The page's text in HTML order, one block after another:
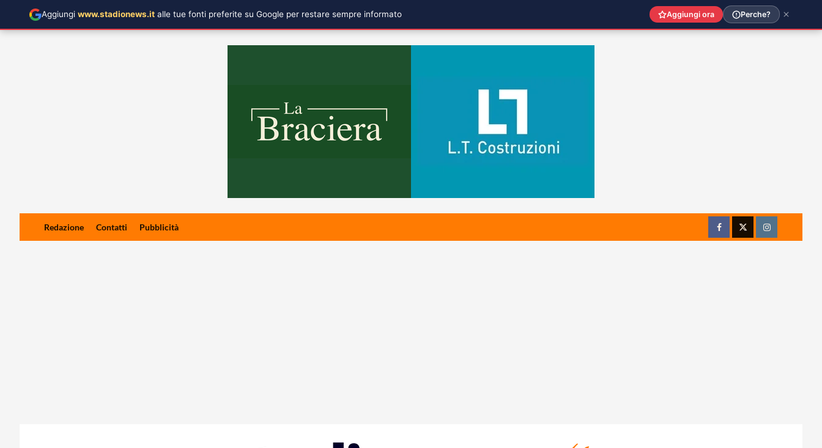
Redazione Contatti Pubblicità
FacebookTwitterInstagram
Aggiungi www.stadionews.it alle tue fonti preferite su Google per restare sempre informato Aggiungi ora Perche?